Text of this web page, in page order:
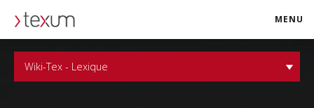
MENU
Wiki-Tex - Lexique